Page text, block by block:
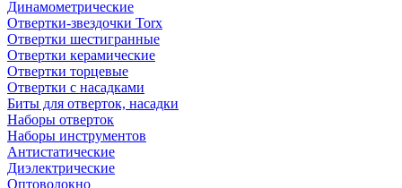
Динамометрические
Отвертки-звездочки Torx
Отвертки шестигранные
Отвертки керамические
Отвертки торцевые
Отвертки с насадками
Биты для отверток, насадки
Наборы отверток
Наборы инструментов
Антистатические
Диэлектрические
Оптоволокно